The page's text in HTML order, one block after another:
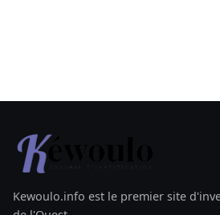
Kewoulo.info est le premier site